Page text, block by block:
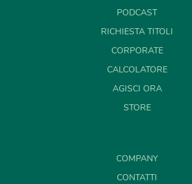
PODCAST
RICHIESTA TITOLI
CORPORATE
CALCOLATORE
AGISCI ORA
STORE
COMPANY
CONTATTI